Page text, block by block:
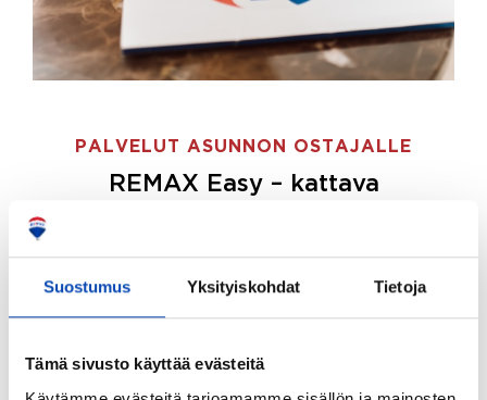
Suostumus Yksityiskohdat Tietoja
Tämä sivusto käyttää evästeitä
PALVELUT ASUNNON OSTAJALLE
REMAX Easy – kattava
ostajille.
Tee ostotoimeksianto ja etsimme juuri